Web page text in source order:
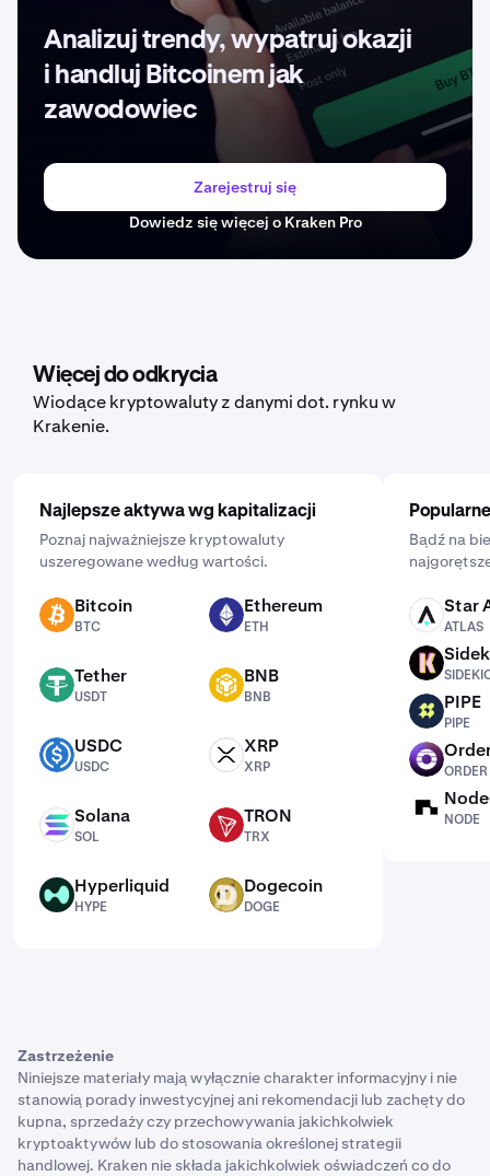
Analizuj trendy, wypatruj okazji
i handluj Bitcoinem jak
zawodowiec
Zarejestruj się
Dowiedz się więcej o Kraken Pro
Więcej do odkrycia
Wiodące kryptowaluty z danymi dot. rynku w
Krakenie.
Najlepsze aktywa wg kapitalizacji
Poznaj najważniejsze kryptowaluty
uszeregowane według wartości.
BTC Bitcoin
BTC
ETH Ethereum
ETH
USDT Tether
USDT
BNB BNB
BNB
USDC USDC
USDC
XRP XRP
XRP
SOL Solana
SOL
TRX TRON
TRX
HYPE Hyperliquid
HYPE
DOGE Dogecoin
DOGE
Bądź na
ATLAS Star
ATLAS
SIDEKICK
PIPE PIPE
PIPE
ORDER
ORDER
NODE
NODE
Zastrzeżenie
Niniejsze materiały mają wyłącznie charakter informacyjny i nie
stanowią porady inwestycyjnej ani rekomendacji lub zachęty do
kupna, sprzedaży czy przechowywania jakichkolwiek
kryptoaktywów lub do stosowania określonej strategii
handlowej. Kraken nie składa jakichkolwiek oświadczeń co do